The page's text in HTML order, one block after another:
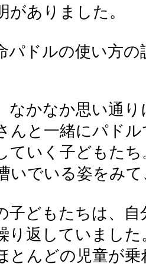
がありました。
パドルの使い方
なかなか思い通
んと一緒にパド
ていく子どもた
いでいる姿をみ
子どもたちは、
り返していまし
とんどの児童が